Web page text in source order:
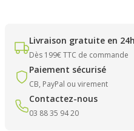
Livraison gratuite en 24h
Dès 199€ TTC de commande
Paiement sécurisé
CB, PayPal ou virement
Contactez-nous
03 88 35 94 20